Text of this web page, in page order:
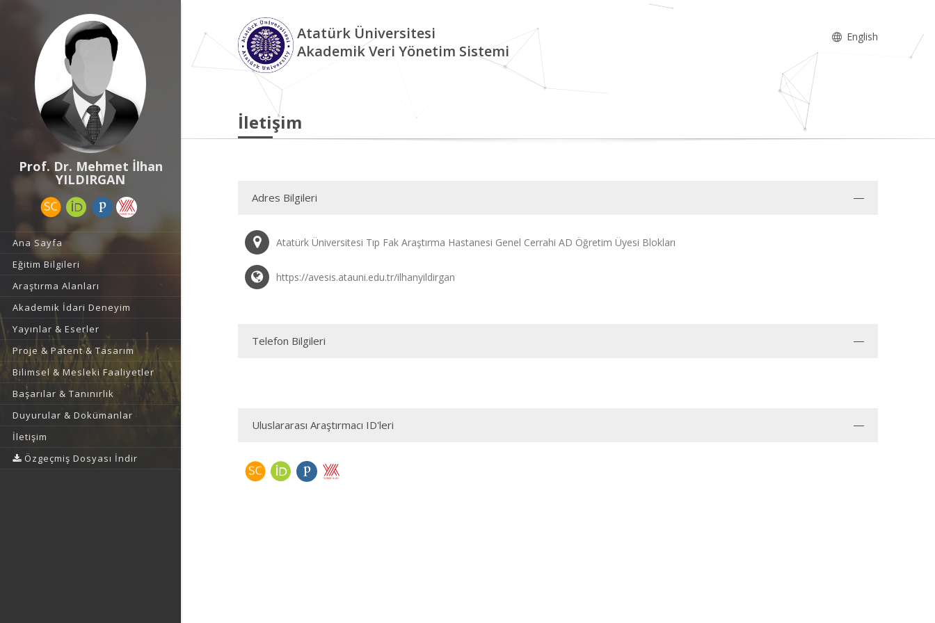
Prof. Dr. Mehmet İlhan
YILDIRGAN
Ana Sayfa
Eğitim Bilgileri
Araştırma Alanları
Akademik İdari Deneyim
Yayınlar & Eserler
Proje & Patent & Tasarım
Bilimsel & Mesleki Faaliyetler
Başarılar & Tanınırlık
Duyurular & Dokümanlar
İletişim
Özgeçmiş Dosyası İndir
Atatürk Üniversitesi
Akademik Veri Yönetim Sistemi
English
İletişim
Adres Bilgileri
Atatürk Üniversitesi Tıp Fak Araştırma Hastanesi Genel Cerrahi AD Öğretim Üyesi Blokları
https://avesis.atauni.edu.tr/ilhanyildirgan
Telefon Bilgileri
Uluslararası Araştırmacı ID'leri